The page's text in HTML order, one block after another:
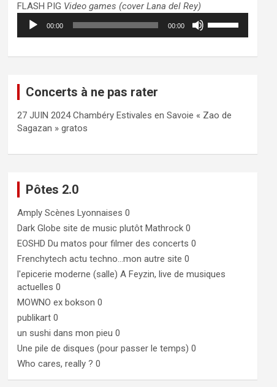
volume.
pour
augmenter
ou
FLASH PIG Video games (cover Lana del Rey)
Lecteur
audio
00:00 00:00
haut/bas
le
Concerts à ne pas rater
27 JUIN 2024 Chambéry Estivales en Savoie « Zao de
Sagazan » gratos
Pôtes 2.0
Amply Scènes Lyonnaises 0
Dark Globe site de music plutôt Mathrock 0
EOSHD Du matos pour filmer des concerts 0
Frenchytech actu techno…mon autre site 0
l'epicerie moderne (salle) A Feyzin, live de musiques
actuelles 0
MOWNO ex bokson 0
publikart 0
un sushi dans mon pieu 0
Une pile de disques (pour passer le temps) 0
Who cares, really ? 0